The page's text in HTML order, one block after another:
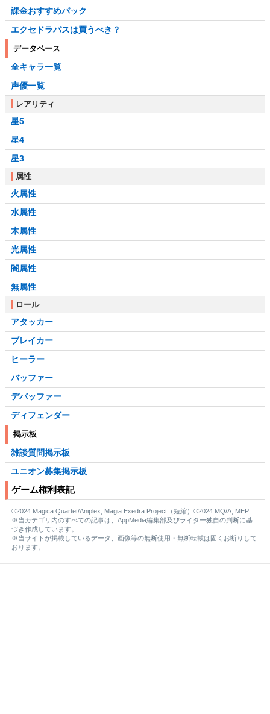
課金おすすめパック
エクセドラパスは買うべき？
データベース
全キャラ一覧
声優一覧
レアリティ
星5
星4
星3
属性
火属性
水属性
木属性
光属性
闇属性
無属性
ロール
アタッカー
ブレイカー
ヒーラー
バッファー
デバッファー
ディフェンダー
掲示板
雑談質問掲示板
ユニオン募集掲示板
ゲーム権利表記
©2024 Magica Quartet/Aniplex, Magia Exedra Project（短縮）©2024 MQ/A, MEP
※当カテゴリ内のすべての記事は、AppMedia編集部及びライター独自の判断に基
づき作成しています。
※当サイトが掲載しているデータ、画像等の無断使用・無断転載は固くお断りして
おります。